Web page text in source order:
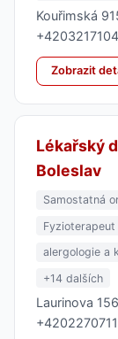
Kouřimská
Zobrazit
Lékařský
Boleslav
Samostatná
Fyzioterapeut
alergologie a
+14 dalších
Laurinova